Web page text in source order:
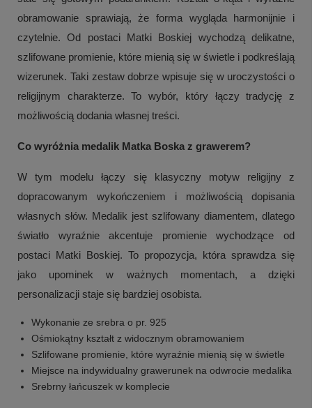
obramowanie sprawiają, że forma wygląda harmonijnie i
czytelnie. Od postaci Matki Boskiej wychodzą delikatne,
szlifowane promienie, które mienią się w świetle i podkreślają
wizerunek. Taki zestaw dobrze wpisuje się w uroczystości o
religijnym charakterze. To wybór, który łączy tradycję z
możliwością dodania własnej treści.
Co wyróżnia medalik Matka Boska z grawerem?
W tym modelu łączy się klasyczny motyw religijny z
dopracowanym wykończeniem i możliwością dopisania
własnych słów. Medalik jest szlifowany diamentem, dlatego
światło wyraźnie akcentuje promienie wychodzące od
postaci Matki Boskiej. To propozycja, która sprawdza się
jako upominek w ważnych momentach, a dzięki
personalizacji staje się bardziej osobista.
Wykonanie ze srebra o pr. 925
Ośmiokątny kształt z widocznym obramowaniem
Szlifowane promienie, które wyraźnie mienią się w świetle
Miejsce na indywidualny grawerunek na odwrocie medalika
Srebrny łańcuszek w komplecie